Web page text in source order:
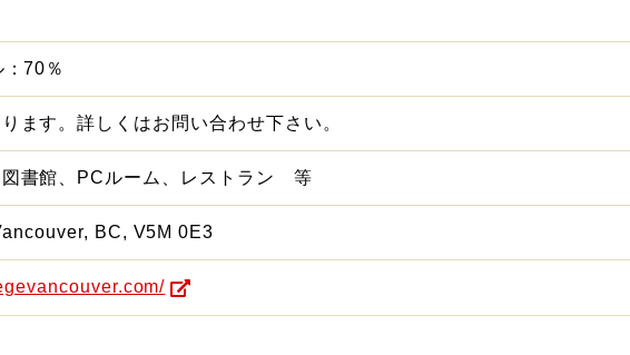
70％
ます。詳しくはお問い合わせ下さい。
図書館、PCルーム、レストラン 等
BC, V5M 0E3